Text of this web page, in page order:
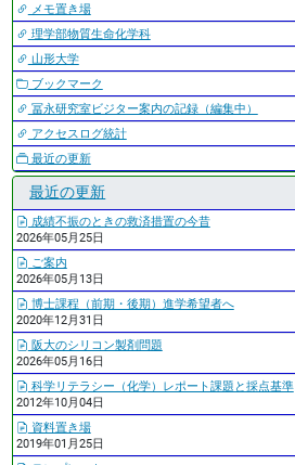
メモ置き場
理学部物質生命化学科
山形大学
ブックマーク
冨永研究室ビジター案内の記録（編集中）
アクセスログ統計
最近の更新
最近の更新
成績不振のときの救済措置の今昔
2026年05月25日
ご案内
2026年05月13日
博士課程（前期・後期）進学希望者へ
2020年12月31日
阪大のシリコン製剤問題
2026年05月16日
科学リテラシー（化学）レポート課題と採点基準
2012年10月04日
資料置き場
2019年01月25日